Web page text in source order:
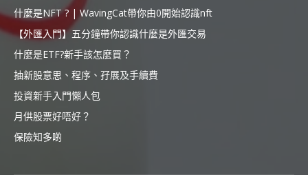
什麼是NFT ? | WavingCat帶你由0開始認識nft
【外匯入門】五分鐘帶你認識什麼是外匯交易
什麼是ETF?新手該怎麼買？
抽新股意思、程序、孖展及手續費
投資新手入門懶人包
月供股票好唔好？
保險知多啲